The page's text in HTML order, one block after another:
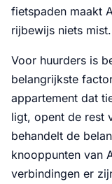
fietspaden maakt
rijbewijs niets mist.
Voor huurders is
belangrijkste
appartement dat
ligt, opent de rest
behandelt de
knooppunten van
verbindingen er